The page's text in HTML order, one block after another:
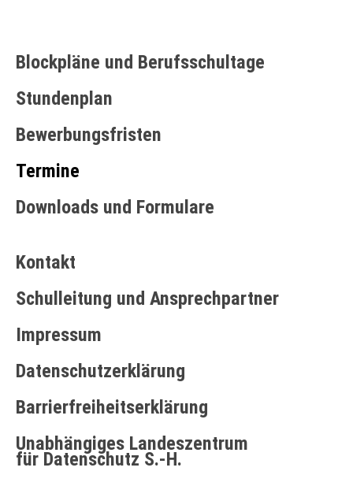
Blockpläne und Berufsschultage
Stundenplan
Bewerbungsfristen
Termine
Downloads und Formulare
Kontakt
Schulleitung und Ansprechpartner
Impressum
Datenschutzerklärung
Barrierfreiheitserklärung
Unabhängiges Landeszentrum
für Datenschutz S.-H.